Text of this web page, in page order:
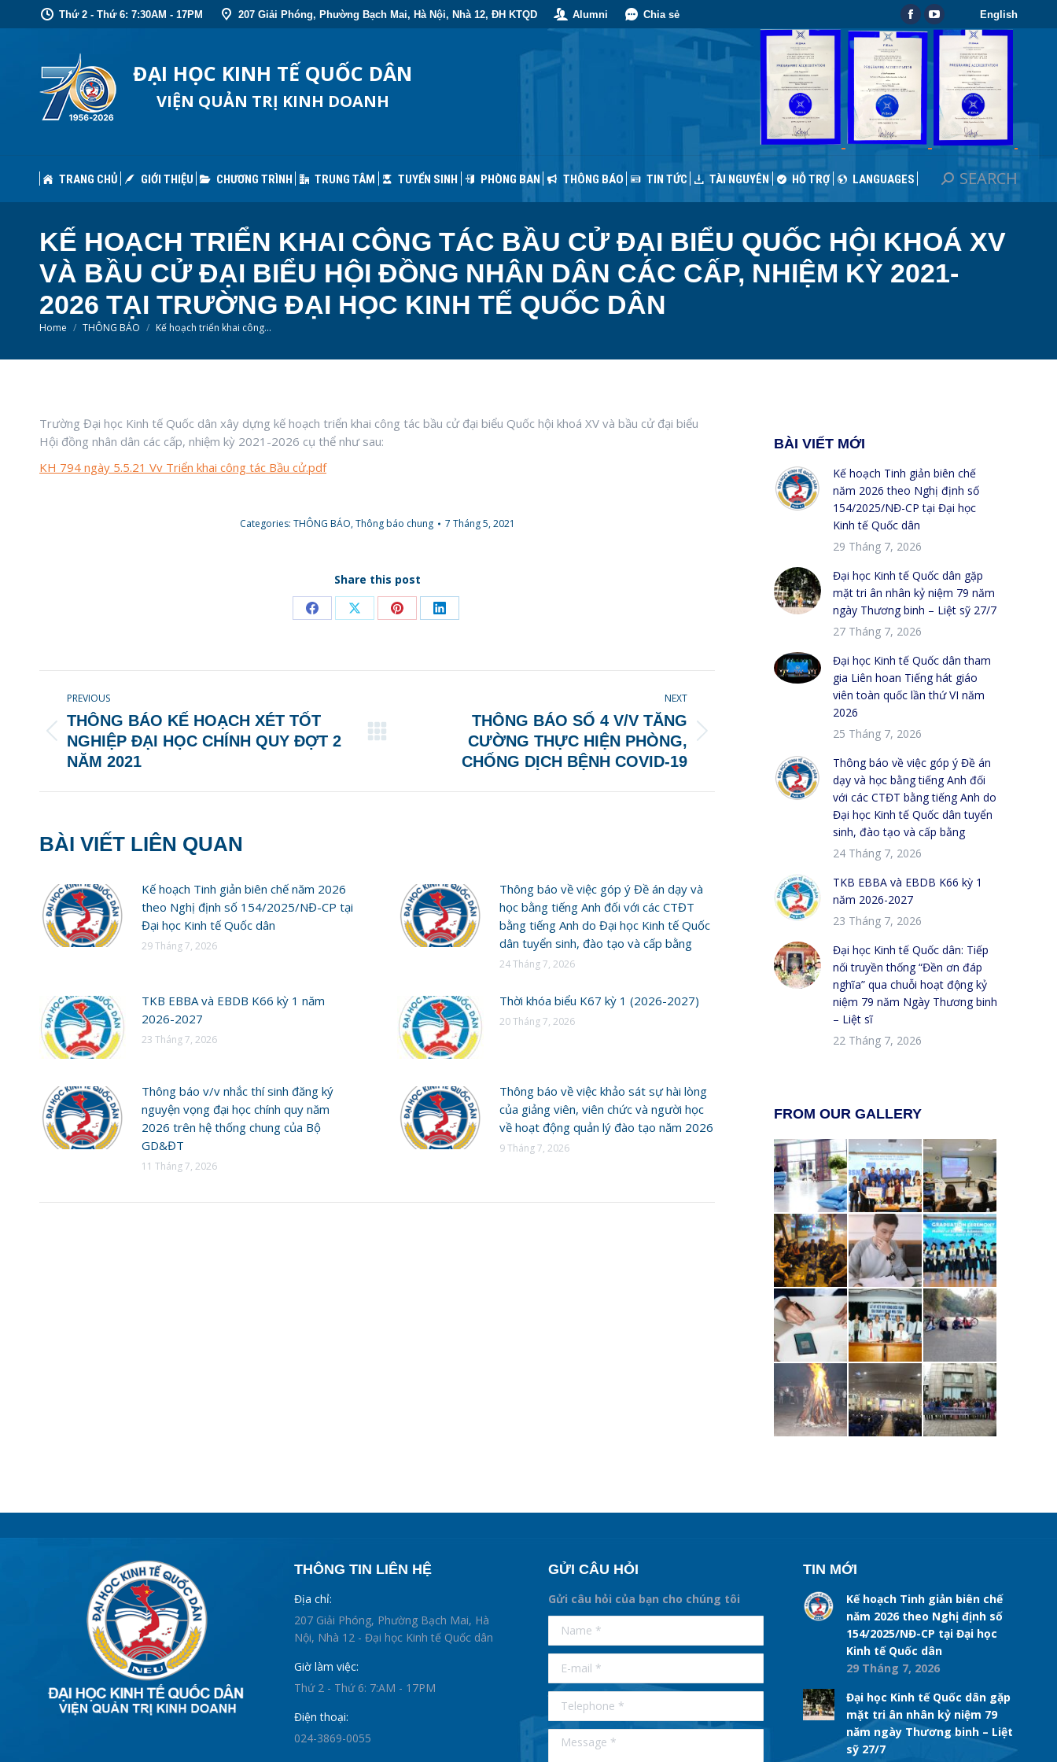
Thứ 2 - Thứ 6: 7:30AM - 17PM 207 Giải Phóng, Phường Bạch Mai, Hà Nội, Nhà 12, ĐH KTQD Alumni Chia sẻ
Facebook
page
opens
window
YouTube
opens
new
window
English
ĐẠI HỌC KINH TẾ QUỐC DÂN
VIỆN QUẢN TRỊ KINH DOANH
TRANG CHỦ GIỚI THIỆU CHƯƠNG TRÌNH TRUNG TÂM TUYỂN SINH PHÒNG BAN THÔNG BÁO TIN TỨC TÀI NGUYÊN HỖ TRỢ LANGUAGES Search:SEARCH
KẾ HOẠCH TRIỂN KHAI CÔNG TÁC BẦU CỬ ĐẠI BIỂU QUỐC HỘI KHOÁ XV
VÀ BẦU CỬ ĐẠI BIỂU HỘI ĐỒNG NHÂN DÂN CÁC CẤP, NHIỆM KỲ 2021-
2026 TẠI TRƯỜNG ĐẠI HỌC KINH TẾ QUỐC DÂN
You are here:
Home THÔNG BÁO Kế hoạch triển khai công…
Trường Đại học Kinh tế Quốc dân xây dựng kế hoạch triển khai công tác bầu cử đại biểu Quốc hội khoá XV và bầu cử đại biểu
Hội đồng nhân dân các cấp, nhiệm kỳ 2021-2026 cụ thể như sau:
KH 794 ngày 5.5.21 Vv Triển khai công tác Bầu cử.pdf
Categories: THÔNG BÁO,Thông báo chung 7 Tháng 5, 2021
Share this post
Share Share Share Share
NAVIGATION
PREVIOUS
Previous
post:
THÔNG BÁO KẾ HOẠCH XÉT TỐT
NGHIỆP ĐẠI HỌC CHÍNH QUY ĐỢT 2
NĂM 2021
NEXT
THÔNG BÁO SỐ 4 V/V TĂNG
CƯỜNG THỰC HIỆN PHÒNG,
CHỐNG DỊCH BỆNH COVID-19
BÀI VIẾT LIÊN QUAN
Kế hoạch Tinh giản biên chế năm 2026
theo Nghị định số 154/2025/NĐ-CP tại
Đại học Kinh tế Quốc dân
29 Tháng 7, 2026
Thông báo về việc góp ý Đề án dạy và
học bằng tiếng Anh đối với các CTĐT
bằng tiếng Anh do Đại học Kinh tế Quốc
dân tuyển sinh, đào tạo và cấp bằng
24 Tháng 7, 2026
TKB EBBA và EBDB K66 kỳ 1 năm
2026-2027
23 Tháng 7, 2026
Thời khóa biểu K67 kỳ 1 (2026-2027)
20 Tháng 7, 2026
Thông báo v/v nhắc thí sinh đăng ký
nguyện vọng đại học chính quy năm
2026 trên hệ thống chung của Bộ
GD&ĐT
11 Tháng 7, 2026
Thông báo về việc khảo sát sự hài lòng
của giảng viên, viên chức và người học
về hoạt động quản lý đào tạo năm 2026
9 Tháng 7, 2026
BÀI VIẾT MỚI
Kế hoạch Tinh giản biên chế
năm 2026 theo Nghị định số
154/2025/NĐ-CP tại Đại học
Kinh tế Quốc dân
29 Tháng 7, 2026
Đại học Kinh tế Quốc dân gặp
mặt tri ân nhân kỷ niệm 79 năm
ngày Thương binh – Liệt sỹ 27/7
27 Tháng 7, 2026
Đại học Kinh tế Quốc dân tham
gia Liên hoan Tiếng hát giáo
viên toàn quốc lần thứ VI năm
2026
25 Tháng 7, 2026
Thông báo về việc góp ý Đề án
dạy và học bằng tiếng Anh đối
với các CTĐT bằng tiếng Anh do
Đại học Kinh tế Quốc dân tuyển
sinh, đào tạo và cấp bằng
24 Tháng 7, 2026
TKB EBBA và EBDB K66 kỳ 1
năm 2026-2027
23 Tháng 7, 2026
Đại học Kinh tế Quốc dân: Tiếp
nối truyền thống “Đền ơn đáp
nghĩa” qua chuỗi hoạt động kỷ
niệm 79 năm Ngày Thương binh
– Liệt sĩ
22 Tháng 7, 2026
FROM OUR GALLERY
THÔNG TIN LIÊN HỆ
Địa chỉ:
207 Giải Phóng, Phường Bạch Mai, Hà
Nội, Nhà 12 - Đại học Kinh tế Quốc dân
Giờ làm việc:
Thứ 2 - Thứ 6: 7:AM - 17PM
Điện thoại:
024-3869-0055
GỬI CÂU HỎI
Gửi câu hỏi của bạn cho chúng tôi
supertotobet
betist
Name *
E-mail *
Telephone *
Message *
TIN MỚI
Kế hoạch Tinh giản biên chế
năm 2026 theo Nghị định số
154/2025/NĐ-CP tại Đại học
Kinh tế Quốc dân
29 Tháng 7, 2026
Đại học Kinh tế Quốc dân gặp
mặt tri ân nhân kỷ niệm 79
năm ngày Thương binh – Liệt
sỹ 27/7
CHƯƠNG TRÌNH TRUNG TÂM TUYỂN SINH PHÒNG BAN THÔNG BÁO LANGUAGES Search:
SEARCH